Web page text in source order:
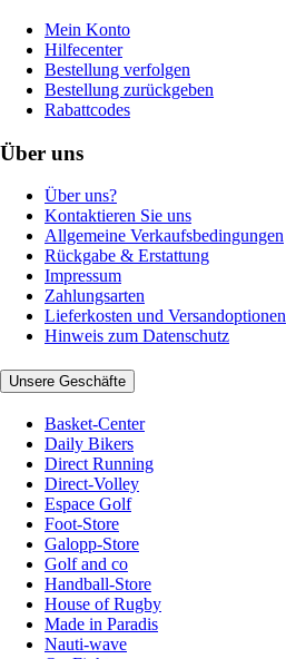
Mein Konto
Hilfecenter
Bestellung verfolgen
Bestellung zurückgeben
Rabattcodes
Über uns
Über uns?
Kontaktieren Sie uns
Allgemeine Verkaufsbedingungen
Rückgabe & Erstattung
Impressum
Zahlungsarten
Lieferkosten und Versandoptionen
Hinweis zum Datenschutz
Unsere Geschäfte
Basket-Center
Daily Bikers
Direct Running
Direct-Volley
Espace Golf
Foot-Store
Galopp-Store
Golf and co
Handball-Store
House of Rugby
Made in Paradis
Nauti-wave